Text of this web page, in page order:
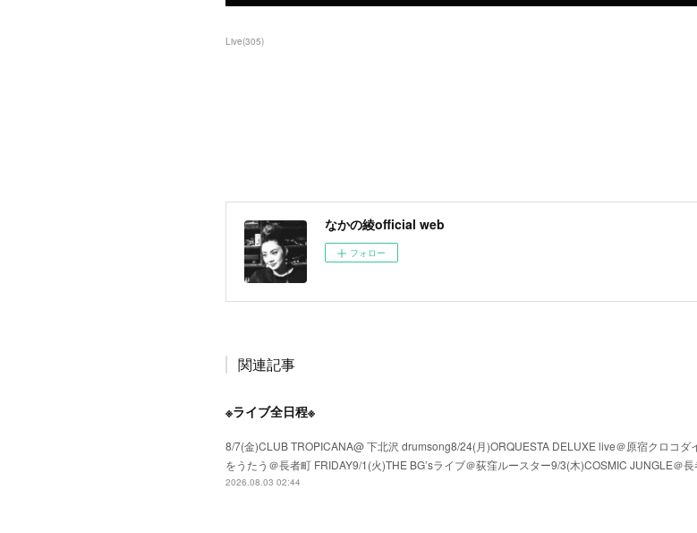
Live(305)
なかの綾official web
フォロー
関連記事
※ライブ全日程※
8/7(金)CLUB TROPICANA@ 下北沢 drumsong8/24(月)ORQUESTA DELUXE live＠原宿クロコダ
をうたう＠長者町 FRIDAY9/1(火)THE BG’sライブ＠荻窪ルースター9/3(木)COSMIC JUNGLE＠
2026.08.03 02:44